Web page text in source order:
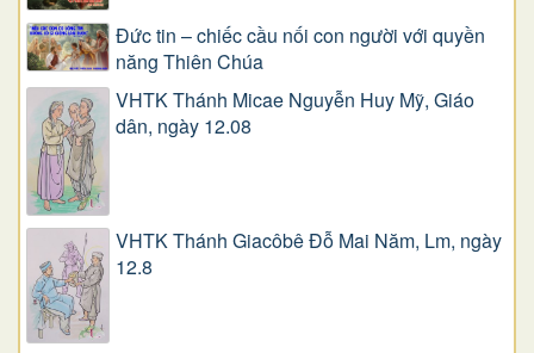
Đức tin – chiếc cầu nối con người với quyền
năng Thiên Chúa
VHTK Thánh Micae Nguyễn Huy Mỹ, Giáo
dân, ngày 12.08
VHTK Thánh Giacôbê Ðỗ Mai Năm, Lm, ngày
12.8